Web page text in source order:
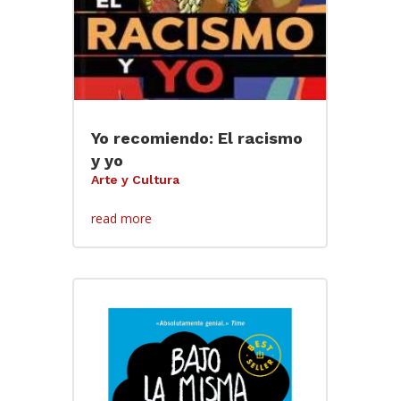
Yo recomiendo: El racismo
y yo
Arte y Cultura
read more